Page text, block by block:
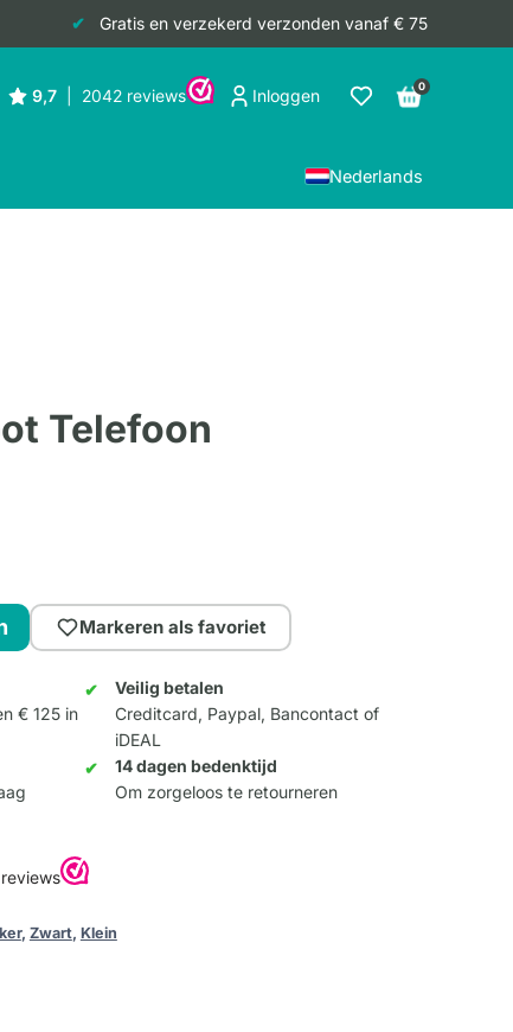
Gratis en verzekerd verzonden vanaf € 75
Inloggen 0
Nederlands
Telefoon
Markeren als favoriet
€ 125 in
Veilig betalen
Creditcard, Paypal, Bancontact of
iDEAL
14 dagen bedenktijd
Om zorgeloos te retourneren
, Zwart, Klein